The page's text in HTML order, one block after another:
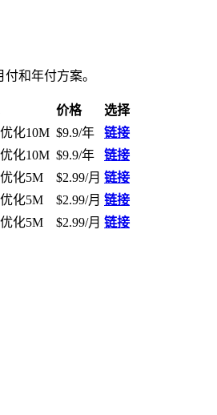
和年付方案。
价格
选择
化10M $9.9/年
链接
化10M $9.9/年
链接
化5M $2.99/月 链接
化5M $2.99/月 链接
化5M $2.99/月 链接